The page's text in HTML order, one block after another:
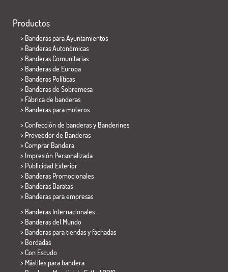
Productos
> Banderas para Ayuntamientos
> Banderas Autonómicas
> Banderas Comunitarias
> Banderas de Europa
> Banderas Políticas
> Banderas de Sobremesa
> Fábrica de banderas
> Banderas para moteros
> Confección de banderas y Banderines
> Proveedor de Banderas
> Comprar Bandera
> Impresión Personalizada
> Publicidad Exterior
> Banderas Promocionales
> Banderas Baratas
> Banderas para empresas
> Banderas Internacionales
> Banderas del Mundo
> Banderas para tiendas y fachadas
> Bordadas
> Con Escudo
> Mástiles para bandera